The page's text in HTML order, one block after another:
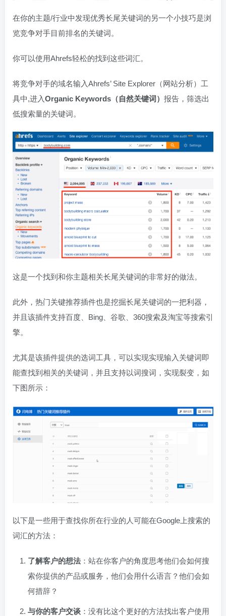
在你的主题/行业中发现优秀长尾关键词的另一个小技巧是浏
览竞争对手目前排名的关键词。
你可以使用Ahrefs轻松的找到这些词汇。
将竞争对手的域名输入Ahrefs’ Site Explorer（网站分析）工
具中,进入Organic Keywords（自然关键词） 报告，筛选出
低搜索量的关键词。
这是一个找到和你主题相关长尾关键词的非常好的做法。
此外，热门关键推荐插件也是挖掘长尾关键词的一把利器，
并且该插件支持百度、Bing、谷歌、360搜索及淘宝等搜索引
擎。
尤其是该插件提供的选词工具，可以实现实现输入关键词即
能查找到相关的关键词，并且支持以词搜词，实现裂变，如
下图所示：
以下是一些用于查找你所在行业的人可能在Google上搜索的
词汇的方法：
了解客户的想法 ：站在你客户的角度思考他们会如何搜
索你提供的产品或服务，他们会用什么语言？他们会如
何措辞？
与你的客户交谈 ：没有比这个更好的方法找出客户使用